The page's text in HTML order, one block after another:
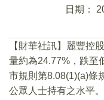
日期：
【財華社訊】麗豐控
量約為24.77%，跌至
市規則第8.08(1)(a)條
公眾人士持有之水平